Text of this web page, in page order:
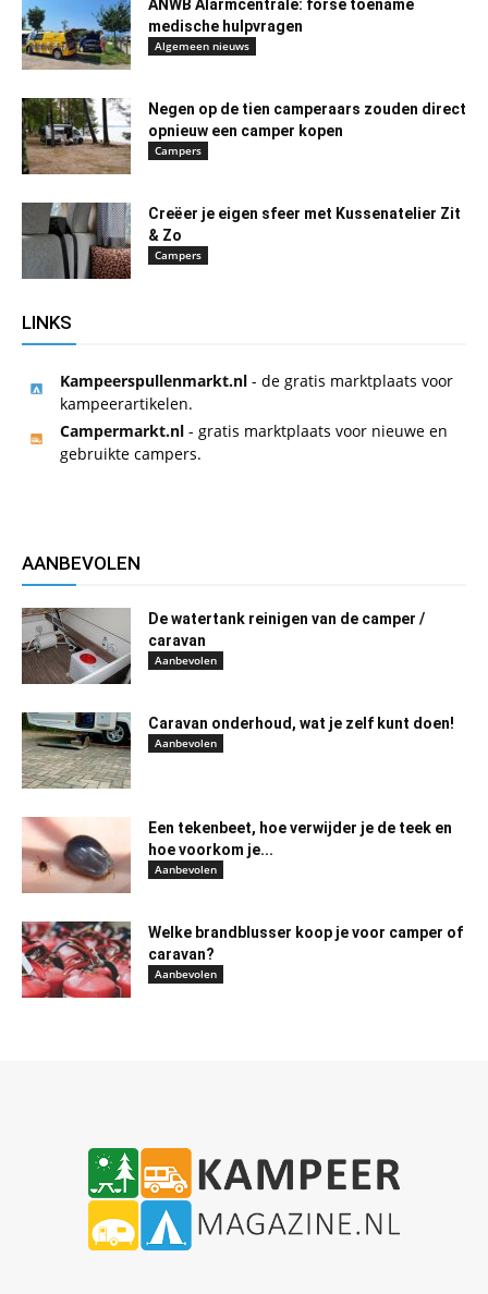
ANWB Alarmcentrale: forse toename
medische hulpvragen
Algemeen nieuws
Negen op de tien camperaars zouden direct
opnieuw een camper kopen
Campers
Creëer je eigen sfeer met Kussenatelier Zit
& Zo
Campers
LINKS
Kampeerspullenmarkt.nl - de gratis marktplaats voor
kampeerartikelen.
Campermarkt.nl - gratis marktplaats voor nieuwe en
gebruikte campers.
AANBEVOLEN
De watertank reinigen van de camper /
caravan
Aanbevolen
Caravan onderhoud, wat je zelf kunt doen!
Aanbevolen
Een tekenbeet, hoe verwijder je de teek en
hoe voorkom je...
Aanbevolen
Welke brandblusser koop je voor camper of
caravan?
Aanbevolen